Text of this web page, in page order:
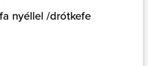
nyéllel /drótkefe